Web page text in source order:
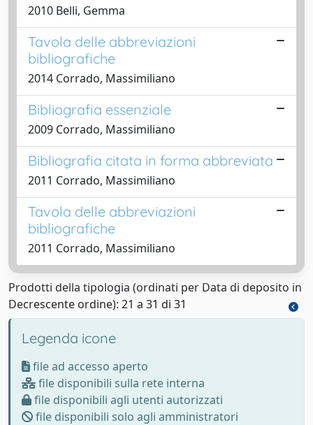
2010 Belli, Gemma
Tavola delle abbreviazioni
bibliografiche
2014 Corrado, Massimiliano
Bibliografia essenziale
2009 Corrado, Massimiliano
Bibliografia citata in forma abbreviata
2011 Corrado, Massimiliano
Tavola delle abbreviazioni
bibliografiche
2011 Corrado, Massimiliano
Prodotti della tipologia (ordinati per Data di deposito in
Decrescente ordine): 21 a 31 di 31
Legenda icone
file ad accesso aperto
file disponibili sulla rete interna
file disponibili agli utenti autorizzati
file disponibili solo agli amministratori